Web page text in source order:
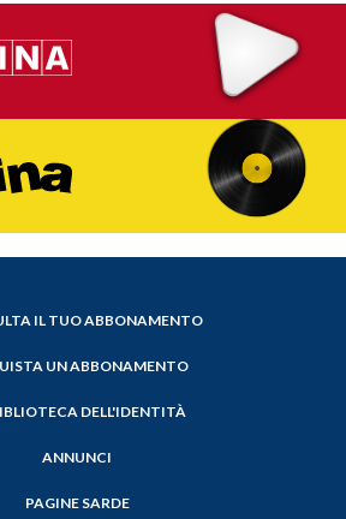
IL TUO ABBONAMENTO
UN ABBONAMENTO
DELL'IDENTITÀ
ANNUNCI
PAGINE SARDE